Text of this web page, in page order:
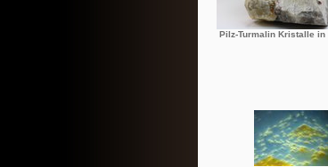
Pilz-Turmalin Kristalle in